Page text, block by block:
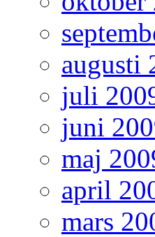
augusti
juli
juni
maj
april
mars